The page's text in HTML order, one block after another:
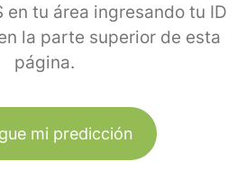
en tu área ingresando tu ID
la parte superior de esta
página.
mi predicción